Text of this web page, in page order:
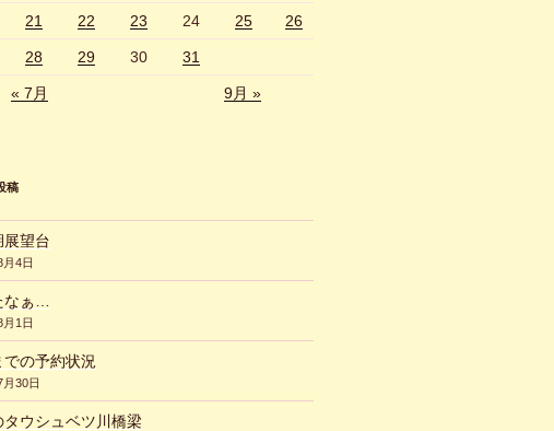
21 22 23 24 25 26
28 29 30 31
« 7月 9月 »
稿
展望台
4日
なぁ…
1日
での予約状況
30日
タウシュベツ川橋梁